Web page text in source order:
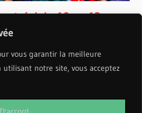
vous garantir la meilleure
notre site, vous acceptez
by ThemeZee.